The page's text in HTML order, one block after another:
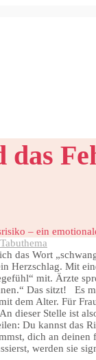
das
– ein
das Wort
Herzschlag. Mit
mit. Ärzte
Das sitzt! Es
dem Alter. Für
dieser Stelle ist
Du kannst das
dich an
werden sie